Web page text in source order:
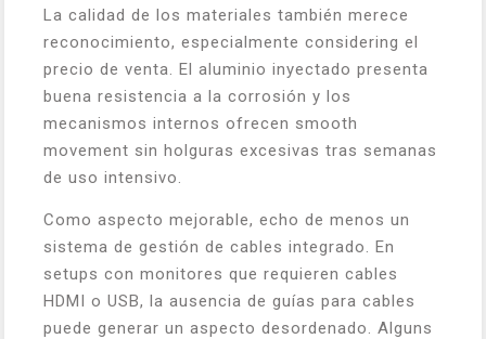
La calidad de los materiales también merece
reconocimiento, especialmente considering el
precio de venta. El aluminio inyectado presenta
buena resistencia a la corrosión y los
mecanismos internos ofrecen smooth
movement sin holguras excesivas tras semanas
de uso intensivo.
Como aspecto mejorable, echo de menos un
sistema de gestión de cables integrado. En
setups con monitores que requieren cables
HDMI o USB, la ausencia de guías para cables
puede generar un aspecto desordenado. Alguns